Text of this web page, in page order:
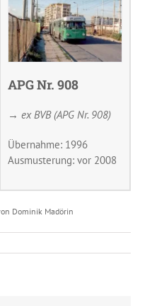
APG Nr. 908
→ ex BVB (APG Nr. 908)
Übernahme: 1996
Ausmusterung: vor 2008
Dominik Madörin